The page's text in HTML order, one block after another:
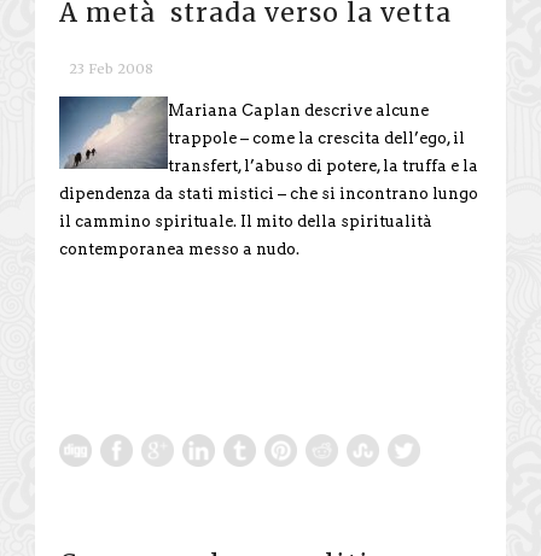
A metà strada verso la vetta
23 Feb 2008
Mariana Caplan descrive alcune
trappole – come la crescita dell’ego, il
transfert, l’abuso di potere, la truffa e la
dipendenza da stati mistici – che si incontrano lungo
il cammino spirituale. Il mito della spiritualità
contemporanea messo a nudo.